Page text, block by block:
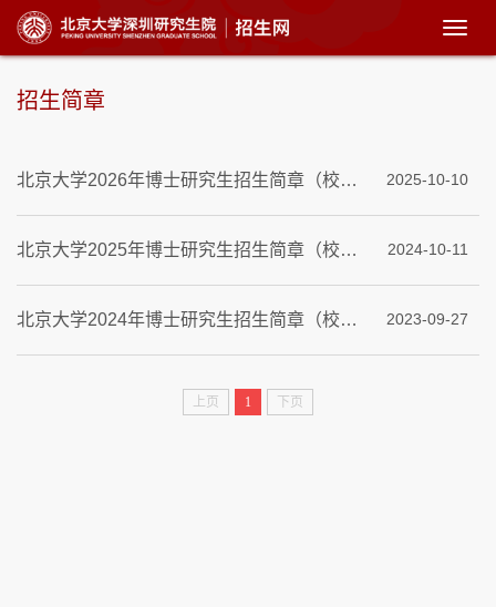
展
开
招生简章
北京大学2026年博士研究生招生简章（校本部） 2025-10-10
北京大学2025年博士研究生招生简章（校本部） 2024-10-11
北京大学2024年博士研究生招生简章（校本部） 2023-09-27
上页 1 下页